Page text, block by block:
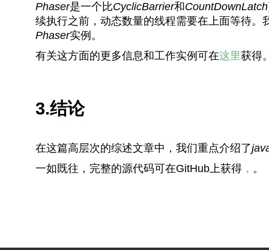
Phaser是一个比CyclicBarrier和CountDownLatch
续执行之前，动态数量的线程需要在上面等待
Phaser实例。
有关这方面的更多信息和工作实例可在这里获得
3.结论
在这篇高层次的综述文章中，我们重点介绍了
一如既往，完整的源代码可在GitHub上获得， 。